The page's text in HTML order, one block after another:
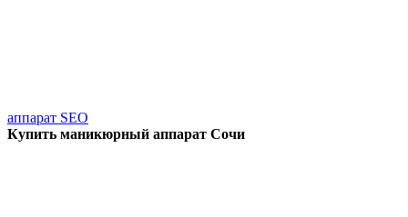
аппарат SEO
Купить маникюрный аппарат Сочи